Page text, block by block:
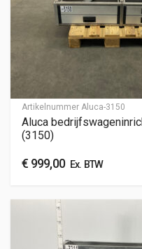
Artikelnummer Aluca-3150
Aluca
(3150)
€ 999,00Ex. BTW